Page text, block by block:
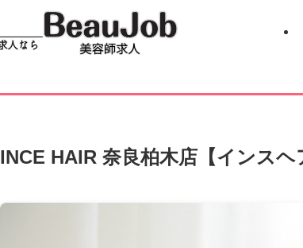
INCE HAIR 奈良柏木店【インスヘ